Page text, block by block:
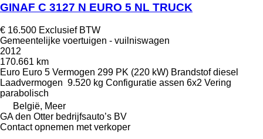
GINAF C 3127 N EURO 5 NL TRUCK
€ 16.500 Exclusief BTW
Gemeentelijke voertuigen - vuilniswagen
2012
170.661 km
Euro Euro 5 Vermogen 299 PK (220 kW) Brandstof diesel
Laadvermogen 9.520 kg Configuratie assen 6x2 Vering
parabolisch
België, Meer
GA den Otter bedrijfsauto’s BV
Contact opnemen met verkoper